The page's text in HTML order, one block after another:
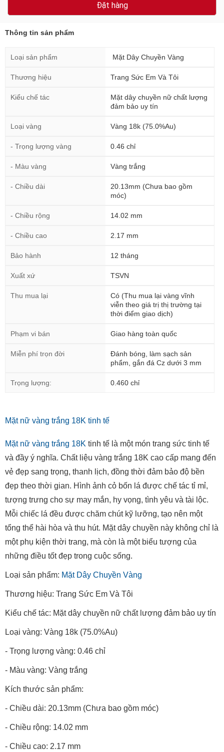
Đặt hàng
Thông tin sản phẩm
Loại sản phẩm Mặt Dây Chuyền Vàng
Thương hiệu Trang Sức Em Và Tôi
Kiểu chế tác
Mặt dây chuyền nữ chất lượng
đảm bảo uy tín
Loại vàng Vàng 18k (75.0%Au)
- Trọng lượng vàng 0.46 chỉ
- Màu vàng Vàng trắng
- Chiều dài
20.13mm (Chưa bao gồm
móc)
- Chiều rộng 14.02 mm
- Chiều cao 2.17 mm
Bảo hành 12 tháng
Xuất xứ TSVN
Thu mua lại
Có (Thu mua lại vàng vĩnh
viễn theo giá trị thị trường tại
thời điểm giao dịch)
Phạm vi bán Giao hàng toàn quốc
Miễn phí trọn đời
Đánh bóng, làm sạch sản
phẩm, gắn đá Cz dưới 3 mm
Trọng lượng: 0.460 chỉ
Mặt nữ vàng trắng 18K tinh tế
Mặt nữ vàng trắng 18K tinh tế là một món trang sức tinh tế
và đầy ý nghĩa. Chất liệu vàng trắng 18K cao cấp mang đến
vẻ đẹp sang trọng, thanh lịch, đồng thời đảm bảo độ bền
đẹp theo thời gian. Hình ảnh cỏ bốn lá được chế tác tỉ mỉ,
tượng trưng cho sự may mắn, hy vọng, tình yêu và tài lộc.
Mỗi chiếc lá đều được chăm chút kỹ lưỡng, tạo nên một
tổng thể hài hòa và thu hút. Mặt dây chuyền này không chỉ là
một phụ kiện thời trang, mà còn là một biểu tượng của
những điều tốt đẹp trong cuộc sống.
Loại sản phẩm: Mặt Dây Chuyền Vàng
Thương hiệu: Trang Sức Em Và Tôi
Kiểu chế tác: Mặt dây chuyền nữ chất lượng đảm bảo uy tín
Loại vàng: Vàng 18k (75.0%Au)
- Trọng lượng vàng: 0.46 chỉ
- Màu vàng: Vàng trắng
Kích thước sản phẩm:
- Chiều dài: 20.13mm (Chưa bao gồm móc)
- Chiều rộng: 14.02 mm
- Chiều cao: 2.17 mm